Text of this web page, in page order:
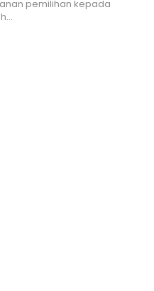
pemilihan kepada